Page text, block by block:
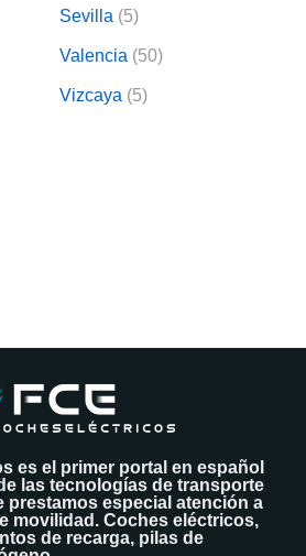
Sevilla (5)
Valencia (50)
Vizcaya (5)
es el primer portal en español
las tecnologías de transporte
prestamos especial atención a
movilidad. Coches eléctricos,
de recarga, pilas de